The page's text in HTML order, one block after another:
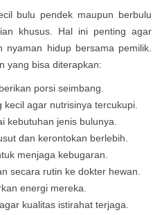
bulu pendek maupun berbulu
khusus. Hal ini penting agar
hidup bersama pemilik.
yang bisa diterapkan:
porsi seimbang.
agar nutrisinya tercukupi.
kebutuhan jenis bulunya.
dan kerontokan berlebih.
menjaga kebugaran.
secara rutin ke dokter hewan.
energi mereka.
kualitas istirahat terjaga.